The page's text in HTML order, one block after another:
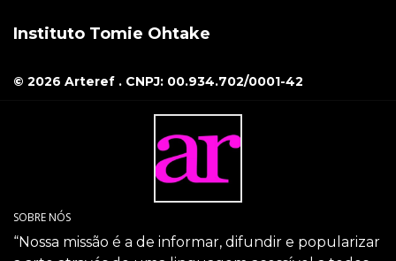
Instituto Tomie Ohtake
© 2026 Arteref . CNPJ: 00.934.702/0001-42
SOBRE NÓS
“Nossa missão é a de informar, difundir e popularizar